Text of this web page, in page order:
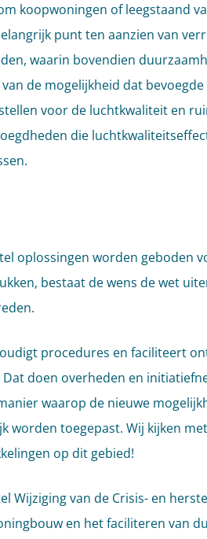
koopwoningen of leegstaand
punt ten aanzien van
waarin bovendien
de mogelijkheid dat bevoegde
voor de luchtkwaliteit en
die
oplossingen worden geboden
bestaat de wens de wet
procedures en faciliteert
doen overheden en
waarop de nieuwe
worden toegepast. Wij kijken
op dit gebied!
Wijziging van de Crisis- en
en het faciliteren van